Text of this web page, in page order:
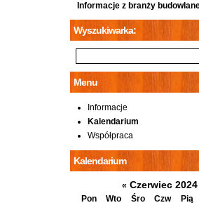
Informacje z branży
Wyszukiwarka:
Menu
Informacje
Kalendarium
Współpraca
Kalendarium
« Czerwiec 2024
Pon
Wto Śro Czw Pią